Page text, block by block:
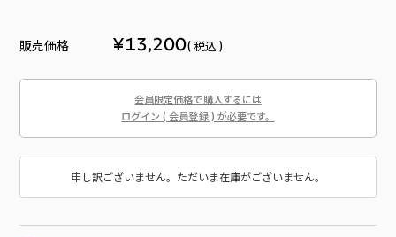
販売価格 ¥13,200 税込
会員限定価格で購入するには
ログイン ( 会員登録 ) が必要です。
申し訳ございません。ただいま在庫がございません。